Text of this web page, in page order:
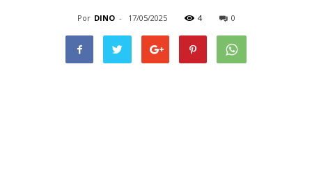
Por DINO - 17/05/2025 4 0